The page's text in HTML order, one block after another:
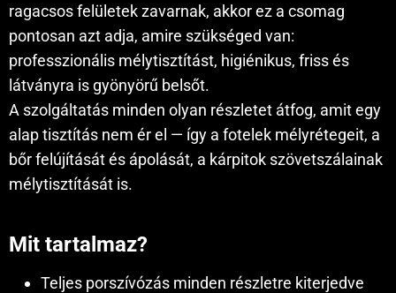
ragacsos felületek zavarnak, akkor ez a csomag
pontosan azt adja, amire szükséged van:
professzionális mélytisztítást, higiénikus, friss és
látványra is gyönyörű belsőt.
A szolgáltatás minden olyan részletet átfog, amit egy
alap tisztítás nem ér el — így a fotelek mélyrétegeit, a
bőr felújítását és ápolását, a kárpitok szövetszálainak
mélytisztítását is.
Mit tartalmaz?
Teljes porszívózás minden részletre kiterjedve